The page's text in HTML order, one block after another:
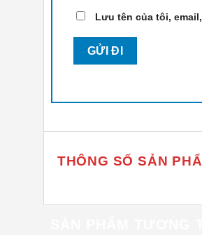
Lưu tên của tôi,
THÔNG SỐ SẢN